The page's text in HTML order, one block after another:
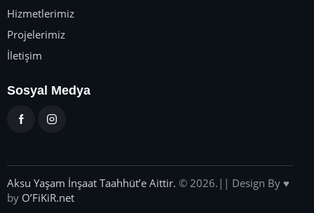
Hizmetlerimiz
Projelerimiz
İletişim
Sosyal Medya
Aksu Yaşam İnşaat Taahhüt’e Aittir. © 2026.|| Design By ♥
by O’FiKiR.net